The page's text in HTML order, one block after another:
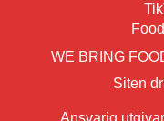
WE BRING
Siten